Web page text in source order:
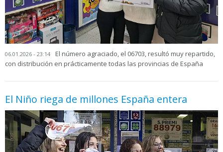
06.01.2026 - 23:14
El número agraciado, el 06703, resultó muy repartido,
con distribución en prácticamente todas las provincias de España
El Niño riega de millones España entera